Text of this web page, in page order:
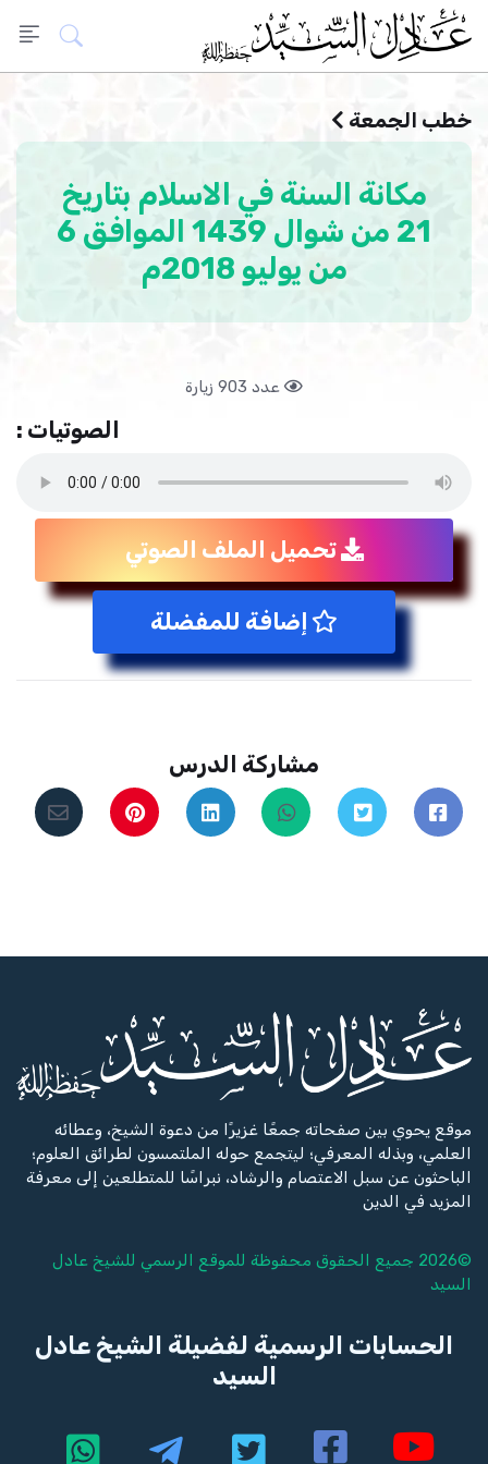
خطب الجمعة
مكانة السنة في الاسلام بتاريخ
21 من شوال 1439 الموافق 6
من يوليو 2018م
عدد 903 زيارة
الصوتيات :
تحميل الملف الصوتي
إضافة للمفضلة
مشاركة الدرس
موقع يحوي بين صفحاته جمعًا غزيرًا من دعوة الشيخ، وعطائه
العلمي، وبذله المعرفي؛ ليتجمع حوله الملتمسون لطرائق العلوم؛
الباحثون عن سبل الاعتصام والرشاد، نبراسًا للمتطلعين إلى معرفة
المزيد في الدين
©2026 جميع الحقوق محفوظة للموقع الرسمي للشيخ
عادل
السيد
الحسابات الرسمية لفضيلة الشيخ عادل
السيد